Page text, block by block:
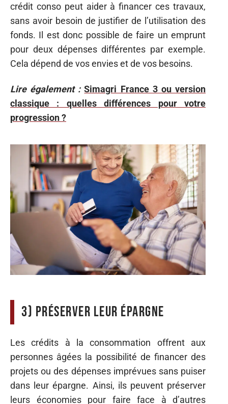
crédit conso peut aider à financer ces travaux,
sans avoir besoin de justifier de l’utilisation des
fonds. Il est donc possible de faire un emprunt
pour deux dépenses différentes par exemple.
Cela dépend de vos envies et de vos besoins.
Lire également : Simagri France 3 ou version
classique : quelles différences pour votre
progression ?
3) Préserver leur épargne
Les crédits à la consommation offrent aux
personnes âgées la possibilité de financer des
projets ou des dépenses imprévues sans puiser
dans leur épargne. Ainsi, ils peuvent préserver
leurs économies pour faire face à d’autres